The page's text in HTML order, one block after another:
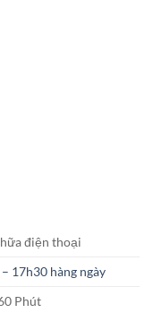
điện thoại
17h30 hàng ngày
Phút